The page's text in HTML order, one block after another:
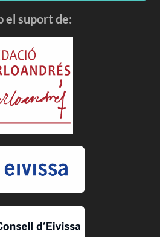
el suport de: